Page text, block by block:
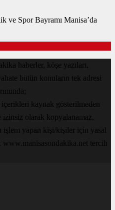
ve Spor Bayramı Manisa’da
haberler, köşe yazıları,
bütün konuların tek adresi
kaynak gösterilmeden
izinsiz olarak kopyalanamaz,
işlem yapan kişi/kişiler için yasal
www.manisasondakika.net tercih